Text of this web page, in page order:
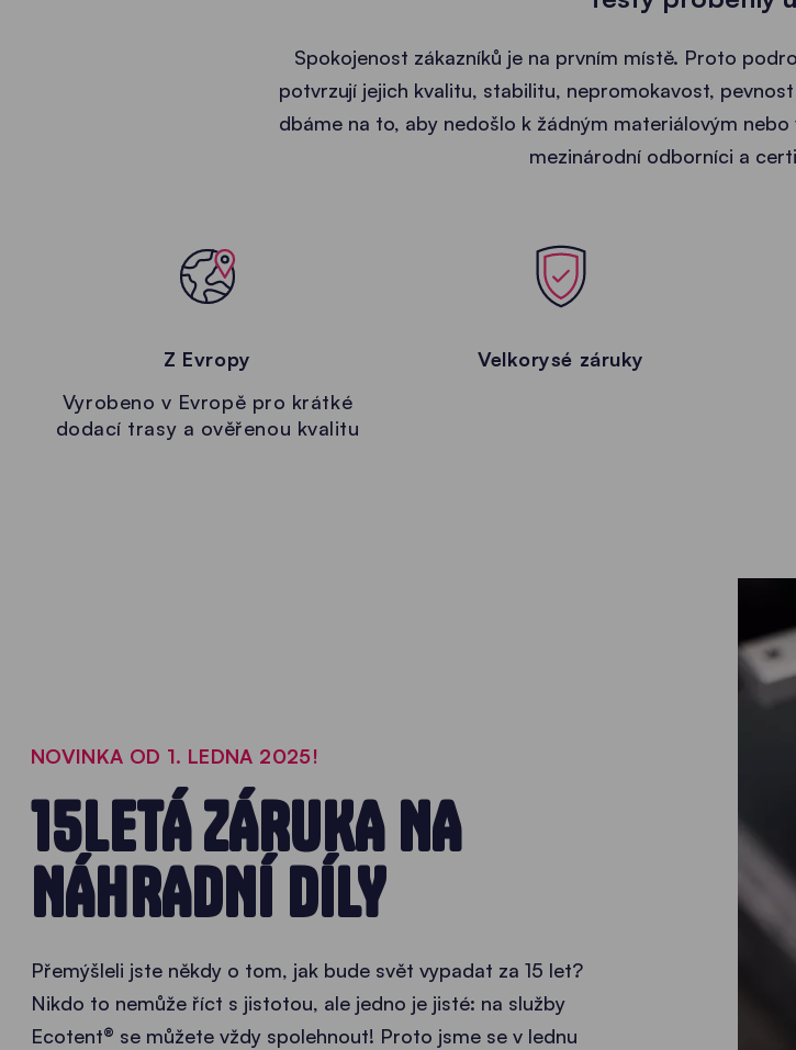
Spokojenost zákazníků je na prvním místě. Proto
potvrzují jejich kvalitu, stabilitu, nepromokavost,
dbáme na to, aby nedošlo k žádným materiálovým
mezinárodní odborníci a
Z Evropy
Vyrobeno v Evropě pro krátké
dodací trasy a ověřenou kvalitu
Velkorysé záruky
NOVINKA OD 1. LEDNA 2025!
15LETÁ ZÁRUKA NA
NÁHRADNÍ DÍLY
Přemýšleli jste někdy o tom, jak bude svět vypadat za 15 let?
Nikdo to nemůže říct s jistotou, ale jedno je jisté: na služby
Ecotent® se můžete vždy spolehnout! Proto jsme se v lednu